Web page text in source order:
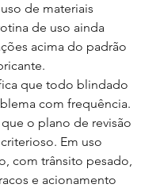
de materiais
de uso ainda
acima do padrão
que todo blindado
com frequência.
o plano de revisão
Em uso
com trânsito pesado,
e acionamento